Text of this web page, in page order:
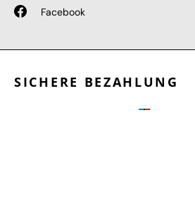
Facebook
SICHERE BEZAHLUNG